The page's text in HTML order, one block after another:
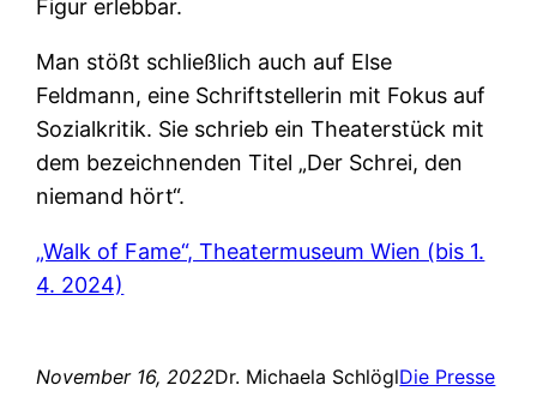
Figur erlebbar.
Man stößt schließlich auch auf Else
Feldmann, eine Schriftstellerin mit Fokus auf
Sozialkritik. Sie schrieb ein Theaterstück mit
dem bezeichnenden Titel „Der Schrei, den
niemand hört“.
„Walk of Fame“, Theatermuseum Wien (bis 1.
4. 2024)
November 16, 2022Dr. Michaela SchlöglDie Presse